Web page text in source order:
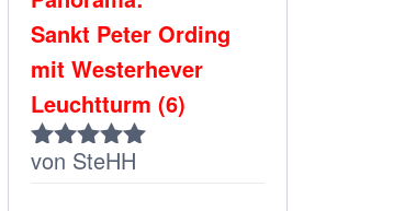
Sankt Peter Ording
mit Westerhever
Leuchtturm (6)
Bewertet
von SteHH